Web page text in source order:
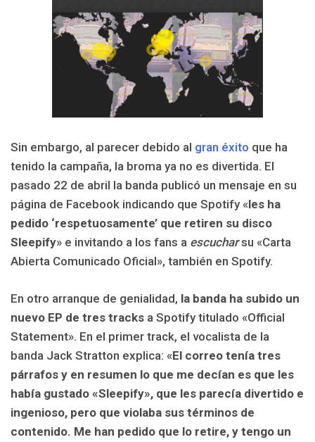
Sin embargo, al parecer debido al gran éxito que ha
tenido la campaña, la broma ya no es divertida. El
pasado 22 de abril la banda publicó un mensaje en su
página de Facebook indicando que Spotify «les ha
pedido ‘respetuosamente’ que retiren su disco
Sleepify» e invitando a los fans a escucharsu «Carta
Abierta Comunicado Oficial», también en Spotify.
En otro arranque de genialidad, la banda ha subido un
nuevo EP de tres tracks a Spotify titulado «Official
Statement». En el primer track, el vocalista de la
banda Jack Stratton explica: «El correo tenía tres
párrafos y en resumen lo que me decían es que les
había gustado «Sleepify», que les parecía divertido e
ingenioso, pero que violaba sus términos de
contenido. Me han pedido que lo retire, y tengo un